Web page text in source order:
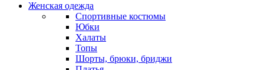
Женская одежда
Спортивные костюмы
Юбки
Халаты
Топы
Шорты, брюки, бриджи